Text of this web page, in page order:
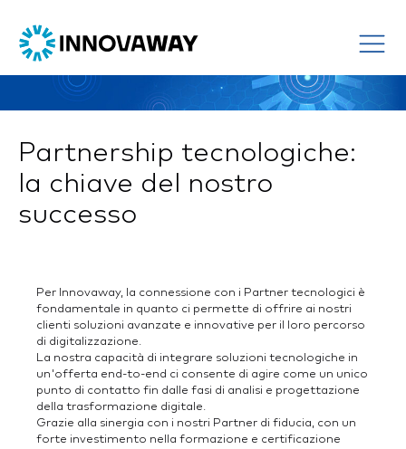
Partnership tecnologiche:
la chiave del nostro
successo
Per Innovaway, la connessione con i Partner tecnologici è
fondamentale in quanto ci permette di offrire ai nostri
clienti soluzioni avanzate e innovative per il loro percorso
di digitalizzazione.
La nostra capacità di integrare soluzioni tecnologiche in
un'offerta end-to-end ci consente di agire come un unico
punto di contatto fin dalle fasi di analisi e progettazione
della trasformazione digitale.
Grazie alla sinergia con i nostri Partner di fiducia, con un
forte investimento nella formazione e certificazione